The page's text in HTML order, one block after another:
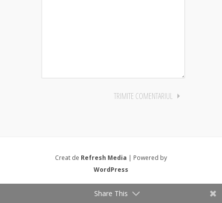
Creat de Refresh Media | Powered by
WordPress
Share This